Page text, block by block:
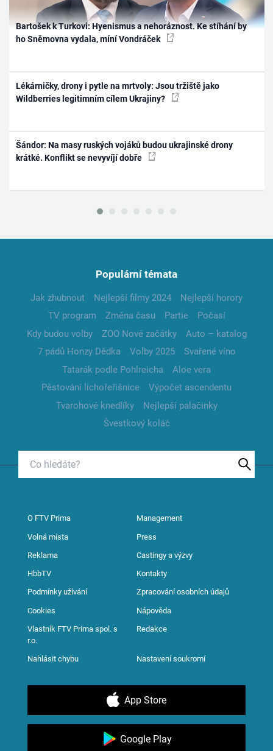
Bartošek k Turkovi: Hyenismus a nehoráznost. Ke stíhání by
ho Sněmovna vydala, míní Vondráček
Lékárničky, drony i pytle na mrtvoly: Jsou tržiště jako
Wildberries legitimním cílem Ukrajiny?
Šándor: Na masy ruských vojáků budou ukrajinské drony
krátké. Konflikt se nevyvíjí dobře
Populární témata
Jak zhubnout Nejlepší filmy 2024
Nejlepší horory
TV program
Změna času Partie
Počasí
Kdy budou volby
ZOO Nové začátky
Auto – katalog
7 pádů Honzy Dědka
Volby 2025
Svařené víno
Tatarák podle Pohlreicha
Aloe vera
Pěstování lichořeřišnice
Výpočet ascendentu
Tvarohové knedlíky
Nejlepší palačinky
Švestkový koláč
O FTV Prima Management
Volná místa Press
Reklama Castingy a výzvy
HbbTV Kontakty
Podmínky užívání Zpracování osobních údajů
Cookies Nápověda
Vlastník FTV Prima spol. s
r.o.
Redakce
Nahlásit chybu Nastavení soukromí
App Store
Google Play